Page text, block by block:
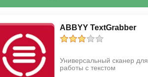
ABBYY TextGrabber
Универсальный сканер для
работы с текстом